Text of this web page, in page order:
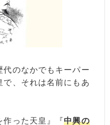
のなかでもキーパー
で、それは名前にもあ
作った天皇』『中興の